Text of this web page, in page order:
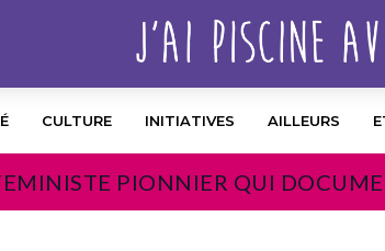
CULTURE INITIATIVES AILLEURS
PIONNIER QUI